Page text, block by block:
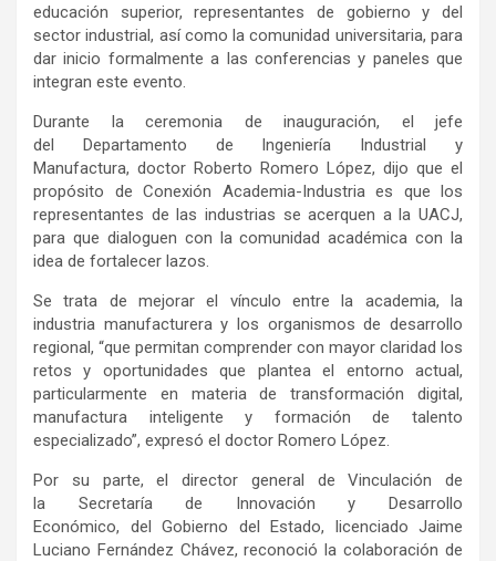
educación superior, representantes de gobierno y del
sector industrial, así como la comunidad universitaria, para
dar inicio formalmente a las conferencias y paneles que
integran este evento.
Durante la ceremonia de inauguración, el jefe
del Departamento de Ingeniería Industrial y
Manufactura, doctor Roberto Romero López, dijo que el
propósito de Conexión Academia-Industria es que los
representantes de las industrias se acerquen a la UACJ,
para que dialoguen con la comunidad académica con la
idea de fortalecer lazos.
Se trata de mejorar el vínculo entre la academia, la
industria manufacturera y los organismos de desarrollo
regional, “que permitan comprender con mayor claridad los
retos y oportunidades que plantea el entorno actual,
particularmente en materia de transformación digital,
manufactura inteligente y formación de talento
especializado”, expresó el doctor Romero López.
Por su parte, el director general de Vinculación de
la Secretaría de Innovación y Desarrollo
Económico, del Gobierno del Estado, licenciado Jaime
Luciano Fernández Chávez, reconoció la colaboración de